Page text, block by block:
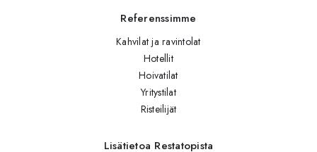
Referenssimme
Kahvilat ja ravintolat
Hotellit
Hoivatilat
Yritystilat
Risteilijät
Lisätietoa Restatopista